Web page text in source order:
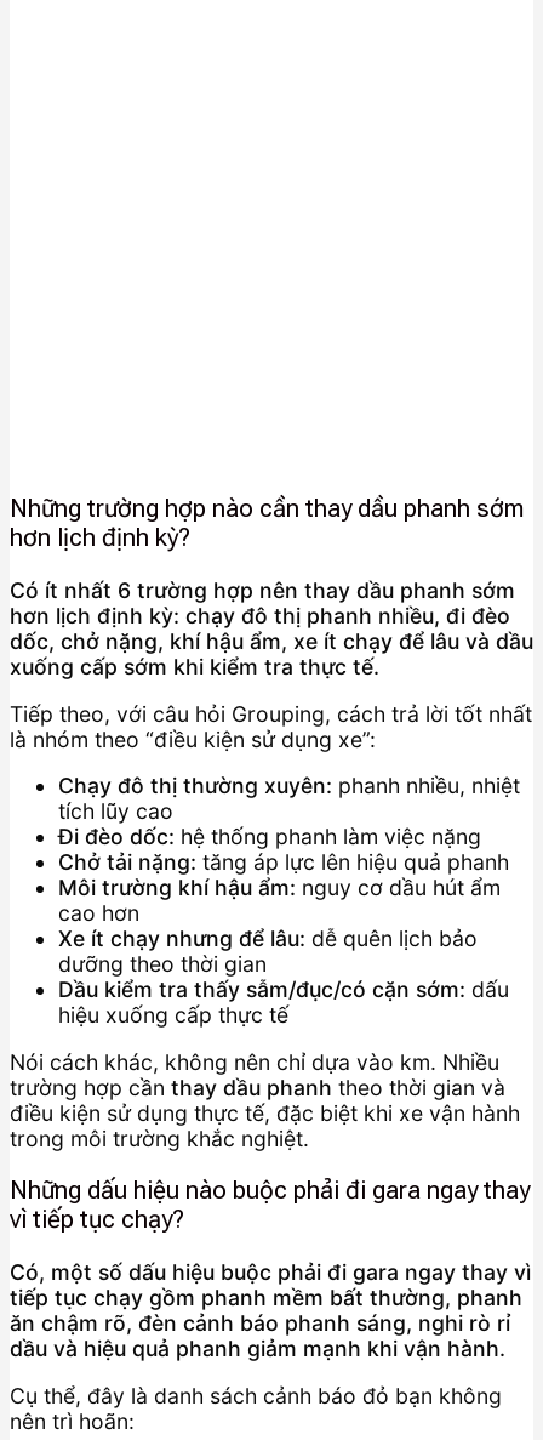
Những trường hợp nào cần thay dầu phanh sớm
hơn lịch định kỳ?
Có ít nhất 6 trường hợp nên thay dầu phanh sớm
hơn lịch định kỳ: chạy đô thị phanh nhiều, đi đèo
dốc, chở nặng, khí hậu ẩm, xe ít chạy để lâu và dầu
xuống cấp sớm khi kiểm tra thực tế.
Tiếp theo, với câu hỏi Grouping, cách trả lời tốt nhất
là nhóm theo “điều kiện sử dụng xe”:
Chạy đô thị thường xuyên: phanh nhiều, nhiệt
tích lũy cao
Đi đèo dốc: hệ thống phanh làm việc nặng
Chở tải nặng: tăng áp lực lên hiệu quả phanh
Môi trường khí hậu ẩm: nguy cơ dầu hút ẩm
cao hơn
Xe ít chạy nhưng để lâu: dễ quên lịch bảo
dưỡng theo thời gian
Dầu kiểm tra thấy sẫm/đục/có cặn sớm: dấu
hiệu xuống cấp thực tế
Nói cách khác, không nên chỉ dựa vào km. Nhiều
trường hợp cần thay dầu phanh theo thời gian và
điều kiện sử dụng thực tế, đặc biệt khi xe vận hành
trong môi trường khắc nghiệt.
Những dấu hiệu nào buộc phải đi gara ngay thay
vì tiếp tục chạy?
Có, một số dấu hiệu buộc phải đi gara ngay thay vì
tiếp tục chạy gồm phanh mềm bất thường, phanh
ăn chậm rõ, đèn cảnh báo phanh sáng, nghi rò rỉ
dầu và hiệu quả phanh giảm mạnh khi vận hành.
Cụ thể, đây là danh sách cảnh báo đỏ bạn không
nên trì hoãn: